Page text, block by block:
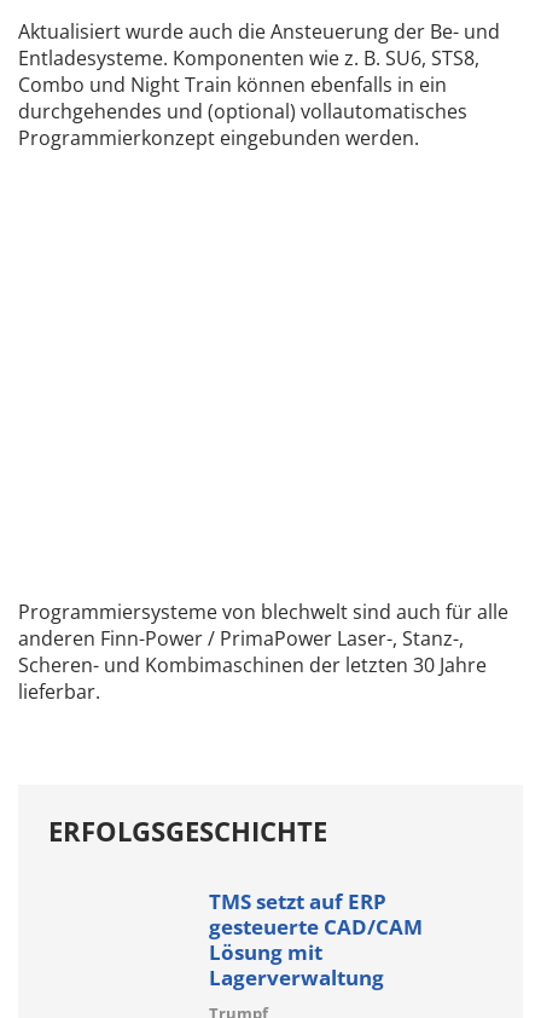
Aktualisiert wurde auch die Ansteuerung der Be- und
Entladesysteme. Komponenten wie z. B. SU6, STS8,
Combo und Night Train können ebenfalls in ein
durchgehendes und (optional) vollautomatisches
Programmierkonzept eingebunden werden.
Programmiersysteme von blechwelt sind auch für alle
anderen Finn-Power / PrimaPower Laser-, Stanz-,
Scheren- und Kombimaschinen der letzten 30 Jahre
lieferbar.
ERFOLGSGESCHICHTE
TMS setzt auf ERP
gesteuerte CAD/CAM
Lösung mit
Lagerverwaltung
Trumpf